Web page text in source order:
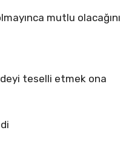
mutlu olacağını
teselli etmek ona